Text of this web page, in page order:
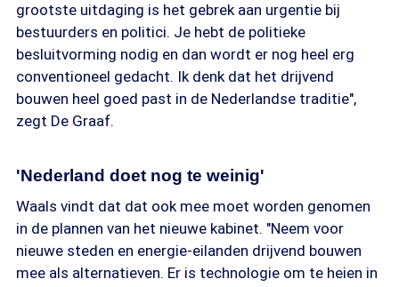
grootste uitdaging is het gebrek aan urgentie bij
bestuurders en politici. Je hebt de politieke
besluitvorming nodig en dan wordt er nog heel erg
conventioneel gedacht. Ik denk dat het drijvend
bouwen heel goed past in de Nederlandse traditie",
zegt De Graaf.
'Nederland doet nog te weinig'
Waals vindt dat dat ook mee moet worden genomen
in de plannen van het nieuwe kabinet. "Neem voor
nieuwe steden en energie-eilanden drijvend bouwen
mee als alternatieven. Er is technologie om te heien in